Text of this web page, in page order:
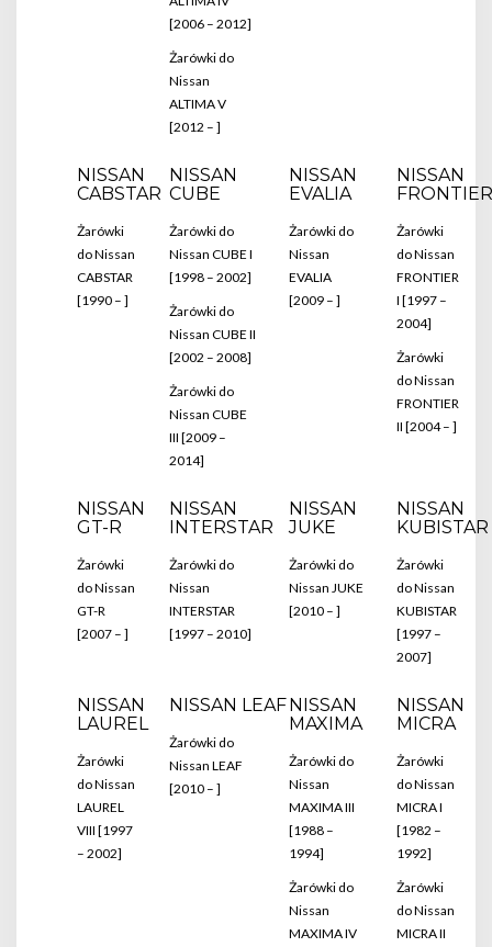
[2006 – 2012]
Żarówki do
Nissan
ALTIMA V
[2012 – ]
NISSAN
CABSTAR
Żarówki
do Nissan
CABSTAR
[1990 – ]
NISSAN
CUBE
Żarówki do
Nissan CUBE I
[1998 – 2002]
Żarówki do
Nissan CUBE II
[2002 – 2008]
Żarówki do
Nissan CUBE
III [2009 –
2014]
NISSAN
EVALIA
Żarówki do
Nissan
EVALIA
[2009 – ]
NISSAN
FRONTIER
Żarówki
do Nissan
FRONTIER
I [1997 –
2004]
Żarówki
do Nissan
FRONTIER
II [2004 – ]
NISSAN
GT-R
Żarówki
do Nissan
GT-R
[2007 – ]
NISSAN
INTERSTAR
Żarówki do
Nissan
INTERSTAR
[1997 – 2010]
NISSAN
JUKE
Żarówki do
Nissan JUKE
[2010 – ]
NISSAN
KUBISTAR
Żarówki
do Nissan
KUBISTAR
[1997 –
2007]
NISSAN
LAUREL
Żarówki
do Nissan
LAUREL
VIII [1997
– 2002]
NISSAN LEAF
Żarówki do
Nissan LEAF
[2010 – ]
NISSAN
MAXIMA
Żarówki do
Nissan
MAXIMA III
[1988 –
1994]
Żarówki do
Nissan
MAXIMA IV
NISSAN
MICRA
Żarówki
do Nissan
MICRA I
[1982 –
1992]
Żarówki
do Nissan
MICRA II